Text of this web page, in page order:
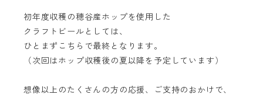
初年度収穫の穂谷産ホップを使用した
クラフトビールとしては、
ひとまずこちらで最終となります。
（次回はホップ収穫後の夏以降を予定しています）
想像以上のたくさんの方の応援、ご支持のおかけで、